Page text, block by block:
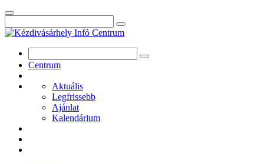
Centrum
Aktuális
Legfrissebb
Ajánlat
Kalendárium